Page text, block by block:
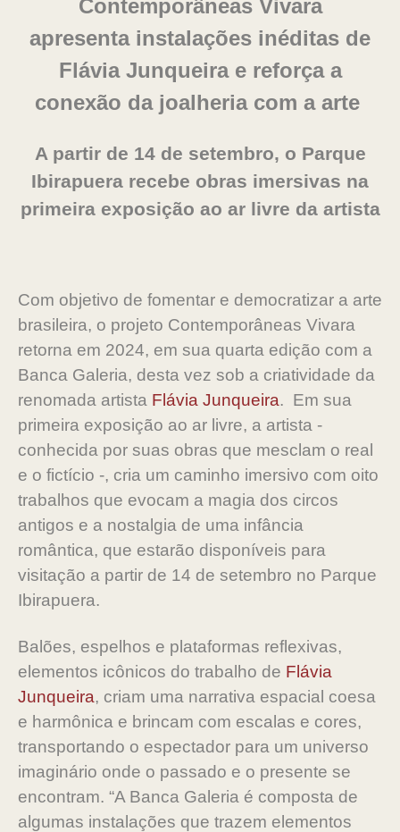
Contemporâneas Vivara
apresenta instalações inéditas de
Flávia Junqueira e reforça a
conexão da joalheria com a arte
A partir de 14 de setembro, o Parque
Ibirapuera recebe obras imersivas na
primeira exposição ao ar livre da artista
Com objetivo de fomentar e democratizar a arte
brasileira, o projeto Contemporâneas Vivara
retorna em 2024, em sua quarta edição com a
Banca Galeria, desta vez sob a criatividade da
renomada artista Flávia Junqueira. Em sua
primeira exposição ao ar livre, a artista -
conhecida por suas obras que mesclam o real
e o fictício -, cria um caminho imersivo com oito
trabalhos que evocam a magia dos circos
antigos e a nostalgia de uma infância
romântica, que estarão disponíveis para
visitação a partir de 14 de setembro no Parque
Ibirapuera.
Balões, espelhos e plataformas reflexivas,
elementos icônicos do trabalho de Flávia
Junqueira, criam uma narrativa espacial coesa
e harmônica e brincam com escalas e cores,
transportando o espectador para um universo
imaginário onde o passado e o presente se
encontram. “A Banca Galeria é composta de
algumas instalações que trazem elementos